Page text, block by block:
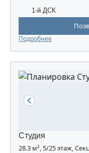
1-й ДСК
Подробнее
Студия
28.3 м², 5/25 этаж,